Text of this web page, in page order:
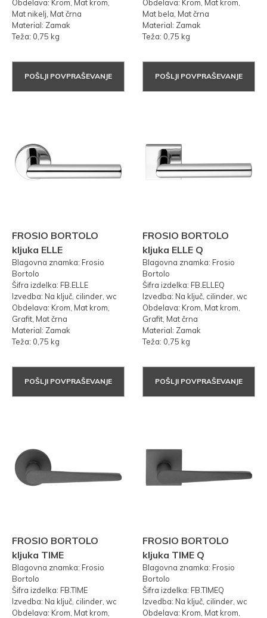
Obdelava: Krom, Mat krom,
Mat nikelj, Mat črna
Material: Zamak
Teža: 0,75 kg
POŠLJI POVPRAŠEVANJE
Obdelava: Krom, Mat krom,
Mat bela, Mat črna
Material: Zamak
Teža: 0,75 kg
POŠLJI POVPRAŠEVANJE
FROSIO BORTOLO
kljuka ELLE
Blagovna znamka: Frosio
Bortolo
Šifra izdelka: FB.ELLE
Izvedba: Na ključ, cilinder, wc
Obdelava: Krom, Mat krom,
Grafit, Mat črna
Material: Zamak
Teža: 0,75 kg
POŠLJI POVPRAŠEVANJE
FROSIO BORTOLO
kljuka ELLE Q
Blagovna znamka: Frosio
Bortolo
Šifra izdelka: FB.ELLEQ
Izvedba: Na ključ, cilinder, wc
Obdelava: Krom, Mat krom,
Grafit, Mat črna
Material: Zamak
Teža: 0,75 kg
POŠLJI POVPRAŠEVANJE
FROSIO BORTOLO
kljuka TIME
Blagovna znamka: Frosio
Bortolo
Šifra izdelka: FB.TIME
Izvedba: Na ključ, cilinder, wc
Obdelava: Krom, Mat krom,
FROSIO BORTOLO
kljuka TIME Q
Blagovna znamka: Frosio
Bortolo
Šifra izdelka: FB.TIMEQ
Izvedba: Na ključ, cilinder, wc
Obdelava: Krom, Mat krom,